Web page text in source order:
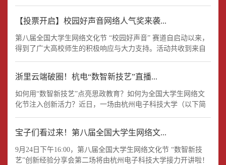
现代化转型进程中，生成式人工智能既是重要机遇，也是全新
挑战。高校是铸魂育人的主阵地。如何推动生成式人工智能与
高校精准思政的深度融合是提升思政引领力，从而回答好“智能
【投票开启】校园好声音网络人气奖来袭...
第八届全国大学生网络文化节 “校园好声音” 赛道自启动以来，
得到了广大高校师生的积极响应与大力支持。活动共收到来自
件、创意音频600余件、有声故事460余件），参与覆盖面广、
作品类型丰富。
浙里云端破圈！杭电“数智新技艺”直播...
如何用“数智新技艺”点亮思政教育？如何为全国大学生网络文
化节注入创新活力？近日，一场由杭州电子科技大学（以下简
给出了响亮答案。
宝子们看过来！第八届全国大学生网络文...
9月24日下午16:00，第八届全国大学生网络文化节 “数智新技
艺”创新经验分享会第二场将由杭州电子科技大学接力开讲啦！